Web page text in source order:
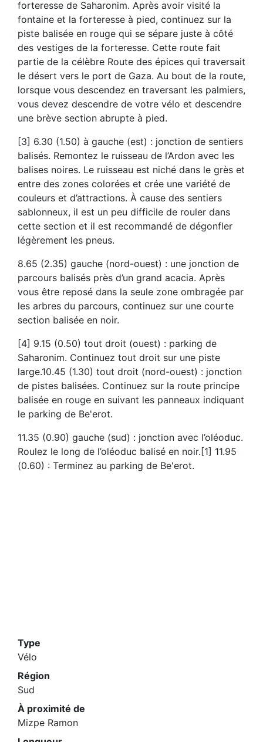
forteresse de Saharonim. Après avoir visité la
fontaine et la forteresse à pied, continuez sur la
piste balisée en rouge qui se sépare juste à côté
des vestiges de la forteresse. Cette route fait
partie de la célèbre Route des épices qui traversait
le désert vers le port de Gaza. Au bout de la route,
lorsque vous descendez en traversant les palmiers,
vous devez descendre de votre vélo et descendre
une brève section abrupte à pied.
[3] 6.30 (1.50) à gauche (est) : jonction de sentiers
balisés. Remontez le ruisseau de l’Ardon avec les
balises noires. Le ruisseau est niché dans le grès et
entre des zones colorées et crée une variété de
couleurs et d’attractions. À cause des sentiers
sablonneux, il est un peu difficile de rouler dans
cette section et il est recommandé de dégonfler
légèrement les pneus.
8.65 (2.35) gauche (nord-ouest) : une jonction de
parcours balisés près d’un grand acacia. Après
vous être reposé dans la seule zone ombragée par
les arbres du parcours, continuez sur une courte
section balisée en noir.
[4] 9.15 (0.50) tout droit (ouest) : parking de
Saharonim. Continuez tout droit sur une piste
large.10.45 (1.30) tout droit (nord-ouest) : jonction
de pistes balisées. Continuez sur la route principe
balisée en rouge en suivant les panneaux indiquant
le parking de Be'erot.
11.35 (0.90) gauche (sud) : jonction avec l’oléoduc.
Roulez le long de l’oléoduc balisé en noir.[1] 11.95
(0.60) : Terminez au parking de Be'erot.
Type
Vélo
Région
Sud
À proximité de
Mizpe Ramon